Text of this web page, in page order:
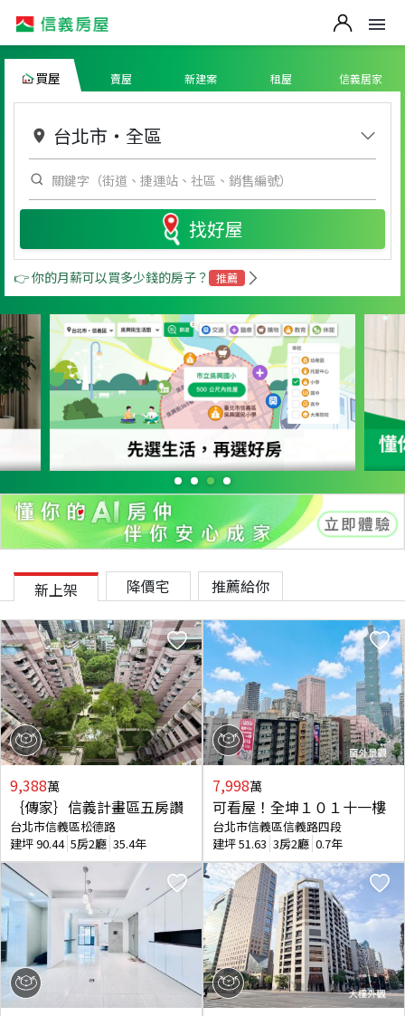
買屋 賣屋 新建案 租屋 信義居家
台北市 ・ 全區
找好屋
👉 你的月薪可以買多少錢的房子？ 推薦
新上架 降價宅 推薦給你
9,388萬
｛傳家｝信義計畫區五房讚
台北市信義區松德路
建坪90.44 5房2廳 35.4年
7,998萬
可看屋！全坤１０１十一樓
台北市信義區信義路四段
建坪51.63 3房2廳 0.7年